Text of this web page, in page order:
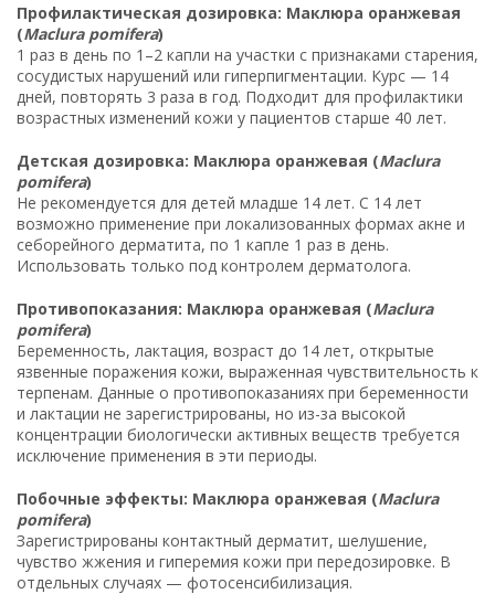
Профилактическая дозировка: Маклюра оранжевая
(Maclura pomifera)
1 раз в день по 1–2 капли на участки с признаками старения,
сосудистых нарушений или гиперпигментации. Курс — 14
дней, повторять 3 раза в год. Подходит для профилактики
возрастных изменений кожи у пациентов старше 40 лет.
Детская дозировка: Маклюра оранжевая (Maclura
pomifera)
Не рекомендуется для детей младше 14 лет. С 14 лет
возможно применение при локализованных формах акне и
себорейного дерматита, по 1 капле 1 раз в день.
Использовать только под контролем дерматолога.
Противопоказания: Маклюра оранжевая (Maclura
pomifera)
Беременность, лактация, возраст до 14 лет, открытые
язвенные поражения кожи, выраженная чувствительность к
терпенам. Данные о противопоказаниях при беременности
и лактации не зарегистрированы, но из-за высокой
концентрации биологически активных веществ требуется
исключение применения в эти периоды.
Побочные эффекты: Маклюра оранжевая (Maclura
pomifera)
Зарегистрированы контактный дерматит, шелушение,
чувство жжения и гиперемия кожи при передозировке. В
отдельных случаях — фотосенсибилизация.